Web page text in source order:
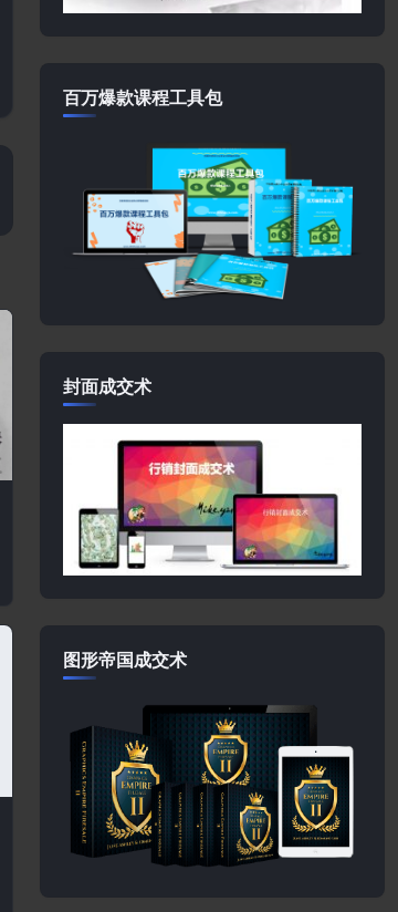
百万爆款课程工具包
封面成交术
图形帝国成交术